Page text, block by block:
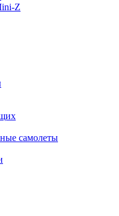
Z
самолеты